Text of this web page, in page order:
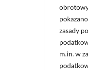
zasady
m.in. w